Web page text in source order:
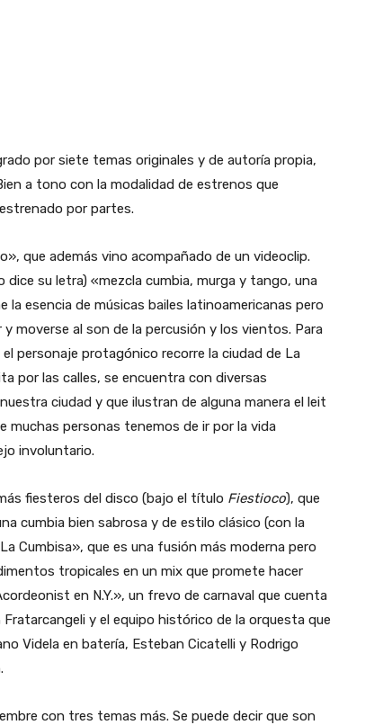
por siete temas originales y de autoría propia,
a tono con la modalidad de estrenos que
por partes.
que además vino acompañado de un videoclip.
su letra) «mezcla cumbia, murga y tango, una
esencia de músicas bailes latinoamericanas pero
moverse al son de la percusión y los vientos. Para
personaje protagónico recorre la ciudad de La
por las calles, se encuentra con diversas
ciudad y que ilustran de alguna manera el leit
muchas personas tenemos de ir por la vida
involuntario.
fiesteros del disco (bajo el título Fiestioco), que
cumbia bien sabrosa y de estilo clásico (con la
Cumbisa», que es una fusión más moderna pero
tropicales en un mix que promete hacer
en N.Y.», un frevo de carnaval que cuenta
y el equipo histórico de la orquesta que
Videla en batería, Esteban Cicatelli y Rodrigo
con tres temas más. Se puede decir que son